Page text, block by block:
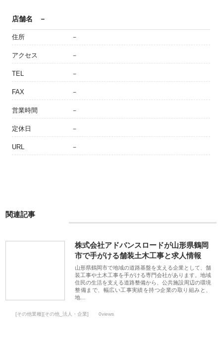
店舗名 －
住所 －
アクセス －
TEL －
FAX －
営業時間 －
定休日 －
URL －
関連記事
株式会社アドバンスロードが山形県鶴岡
市で手がける舗装土木工事と求人情報
山形県鶴岡市で地域の道路基盤を支える企業として、舗
装工事や土木工事を手がける専門会社があります。地域
住民の生活を支える道路整備から、公共施設周辺の環境
整備まで、幅広い工事実績を持つ企業の取り組みと、
地…
[その他業種][その他_法人・企業] 0views